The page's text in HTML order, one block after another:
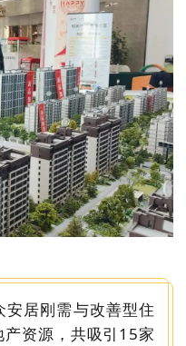
安居刚需与改善型住
资源，共吸引15家